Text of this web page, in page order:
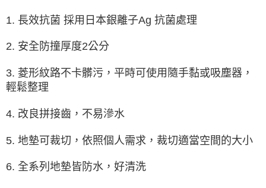
1. 長效抗菌 採用日本銀離子Ag 抗菌處理
2. 安全防撞厚度2公分
3. 菱形紋路不卡髒污，平時可使用隨手黏或吸塵器，
輕鬆整理
4. 改良拼接齒，不易滲水
5. 地墊可裁切，依照個人需求，裁切適當空間的大小
6. 全系列地墊皆防水，好清洗